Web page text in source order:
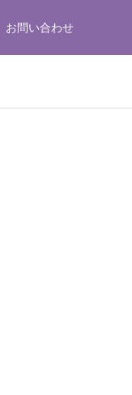
お問い合わせ